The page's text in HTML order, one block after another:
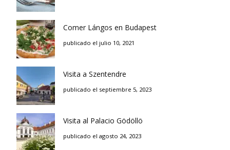
Comer Lángos en Budapest
publicado el julio 10, 2021
Visita a Szentendre
publicado el septiembre 5, 2023
Visita al Palacio Gödöllö
publicado el agosto 24, 2023